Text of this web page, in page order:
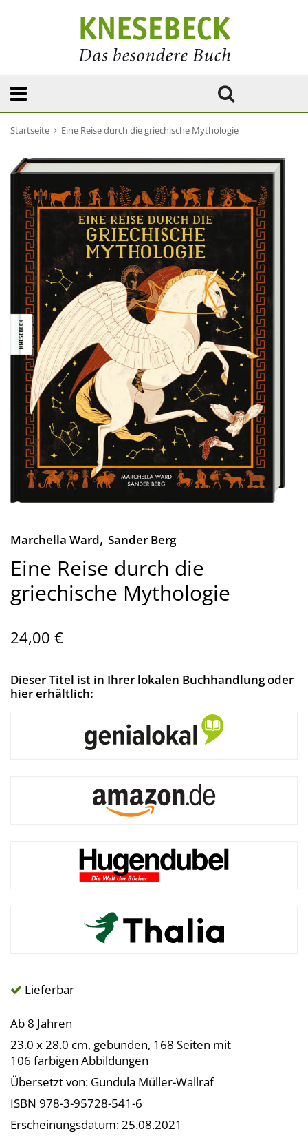
Startseite Eine Reise durch die griechische Mythologie
Marchella Ward, Sander Berg
Eine Reise durch die
griechische Mythologie
24,00 €
Dieser Titel ist in Ihrer lokalen Buchhandlung oder
hier erhältlich:
Lieferbar
Ab 8 Jahren
23.0 x 28.0 cm, gebunden, 168 Seiten mit
106 farbigen Abbildungen
Übersetzt von: Gundula Müller-Wallraf
ISBN 978-3-95728-541-6
Erscheinungsdatum: 25.08.2021